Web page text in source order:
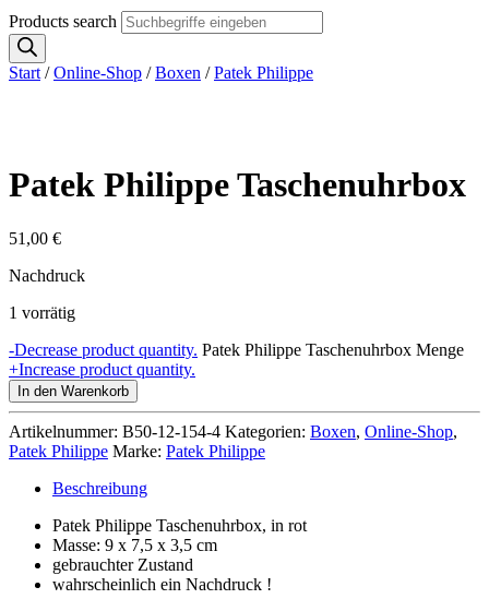
Products search
Start /Online-Shop /Boxen /Patek Philippe
Patek Philippe Taschenuhrbox
51,00 €
Nachdruck
1 vorrätig
-Decrease product quantity. Patek Philippe Taschenuhrbox Menge
+Increase product quantity.
In den Warenkorb
Artikelnummer: B50-12-154-4 Kategorien: Boxen, Online-Shop,
Patek Philippe Marke: Patek Philippe
Beschreibung
Patek Philippe Taschenuhrbox, in rot
Masse: 9 x 7,5 x 3,5 cm
gebrauchter Zustand
wahrscheinlich ein Nachdruck !